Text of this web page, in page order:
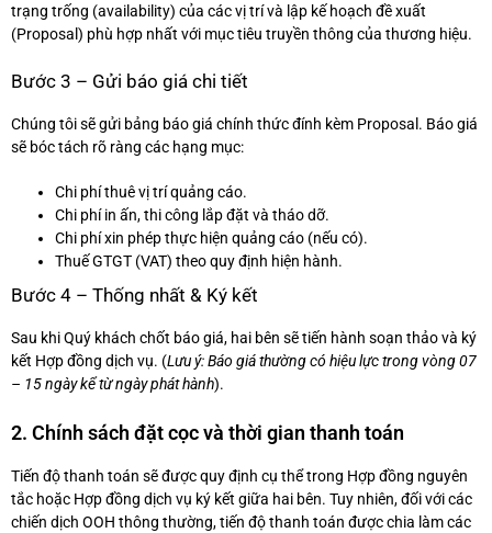
trạng trống (availability) của các vị trí và lập kế hoạch đề xuất
(Proposal) phù hợp nhất với mục tiêu truyền thông của thương hiệu.
Bước 3 – Gửi báo giá chi tiết
Chúng tôi sẽ gửi bảng báo giá chính thức đính kèm Proposal. Báo giá
sẽ bóc tách rõ ràng các hạng mục:
Chi phí thuê vị trí quảng cáo.
Chi phí in ấn, thi công lắp đặt và tháo dỡ.
Chi phí xin phép thực hiện quảng cáo (nếu có).
Thuế GTGT (VAT) theo quy định hiện hành.
Bước 4 – Thống nhất & Ký kết
Sau khi Quý khách chốt báo giá, hai bên sẽ tiến hành soạn thảo và ký
kết Hợp đồng dịch vụ. (Lưu ý: Báo giá thường có hiệu lực trong vòng 07
– 15 ngày kể từ ngày phát hành).
2. Chính sách đặt cọc và thời gian thanh toán
Tiến độ thanh toán sẽ được quy định cụ thể trong Hợp đồng nguyên
tắc hoặc Hợp đồng dịch vụ ký kết giữa hai bên. Tuy nhiên, đối với các
chiến dịch OOH thông thường, tiến độ thanh toán được chia làm các